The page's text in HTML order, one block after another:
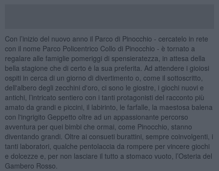
Con l’inizio del nuovo anno il Parco di Pinocchio - cercatelo in rete
con il nome Parco Policentrico Collo di Pinocchio - è tornato a
regalare alle famiglie pomeriggi di spensieratezza, in attesa della
bella stagione che di certo ė la sua preferita. Ad attendere i gioiosi
ospiti in cerca di un giorno di divertimento o, come il sottoscritto,
dell'albero degli zecchini d'oro, ci sono le giostre, i giochi nuovi e
antichi, l’intricato sentiero con i tanti protagonisti del racconto più
amato da grandi e piccini, il labirinto, le farfalle, la maestosa balena
con l'ingrigito Geppetto oltre ad un appassionante percorso
avventura per quei bimbi che ormai, come Pinocchio, stanno
diventando grandi. Oltre ai consueti burattini, sempre coinvolgenti, i
tanti laboratori, qualche pentolaccia da rompere per vincere giochi
e dolcezze e, per non lasciare il tutto a stomaco vuoto, l’Osteria del
Gambero Rosso.